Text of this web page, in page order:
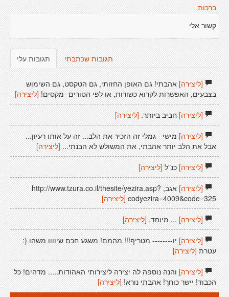
ברכות
קשור אלי
תגובות עלי תגובות שכתבתי
[ליצירה]אהבתי! גם האופן החזותי, גם הטקסט, גם השימוש
בצבעים, האפשרות לקרוא כשורות, או לפי הטורים- מקסים! [ליצירה]
[ליצירה]חביב ביותר. [ליצירה]
[ליצירה]מישי - גמלי זה הזכיר את הלב... זה על אותו רעיון...
אבל את הלב יותר אהבתי, את המשולש לא הבנתי... [ליצירה]
[ליצירה]כנ"ל[ליצירה]
[ליצירה]
אגב, http://www.tzura.co.il/thesite/yezira.asp?
codyezira=4009&code=325 [ליצירה]
[ליצירה]... מיוחד. [ליצירה]
[ליצירה]יו-------- מטריף!!! מהמם! משגע חכם שיוווו משהו (:
עטרת [ליצירה]
[ליצירה]והנה נוספה לה יצירה ליצירותי האהודות..... מדהים! כל
הכבוד! יישר כוחך! אהבתי נורא! [ליצירה]